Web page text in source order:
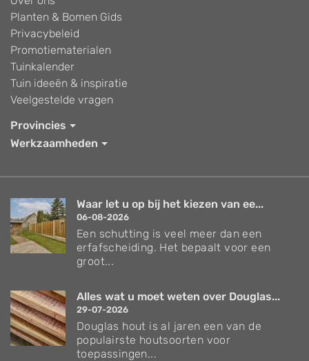
Planten & Bomen Gids
Privacybeleid
Promotiematerialen
Tuinkalender
Tuin ideeën & inspiratie
Veelgestelde vragen
Provincies
Werkzaamheden
Waar let u op bij het kiezen van ee...
06-08-2026
Een schutting is veel meer dan een
erfafscheiding. Het bepaalt voor een
groot...
Alles wat u moet weten over Douglas...
29-07-2026
Douglas hout is al jaren een van de
populairste houtsoorten voor
toepassingen...